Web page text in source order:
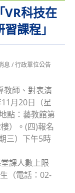
VR科技在
課程」
息 /行政單位公告
教師、對表演
月20日（星
點：藝教館第
）。(四)報名
三）下午5時
課人數上限
（電話：02-